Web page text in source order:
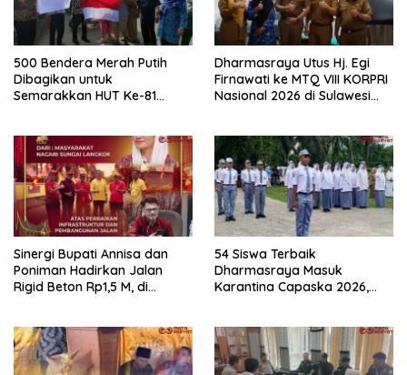
500 Bendera Merah Putih
Dibagikan untuk
Semarakkan HUT Ke-81
Dharmasraya Utus Hj. Egi
Firnawati ke MTQ VIII KORPRI
Nasional 2026 di Sulawesi
Sinergi Bupati Annisa dan
Poniman Hadirkan Jalan
Rigid Beton Rp1,5 M, di
Kasih
54 Siswa Terbaik
Dharmasraya Masuk
Karantina Capaska 2026,